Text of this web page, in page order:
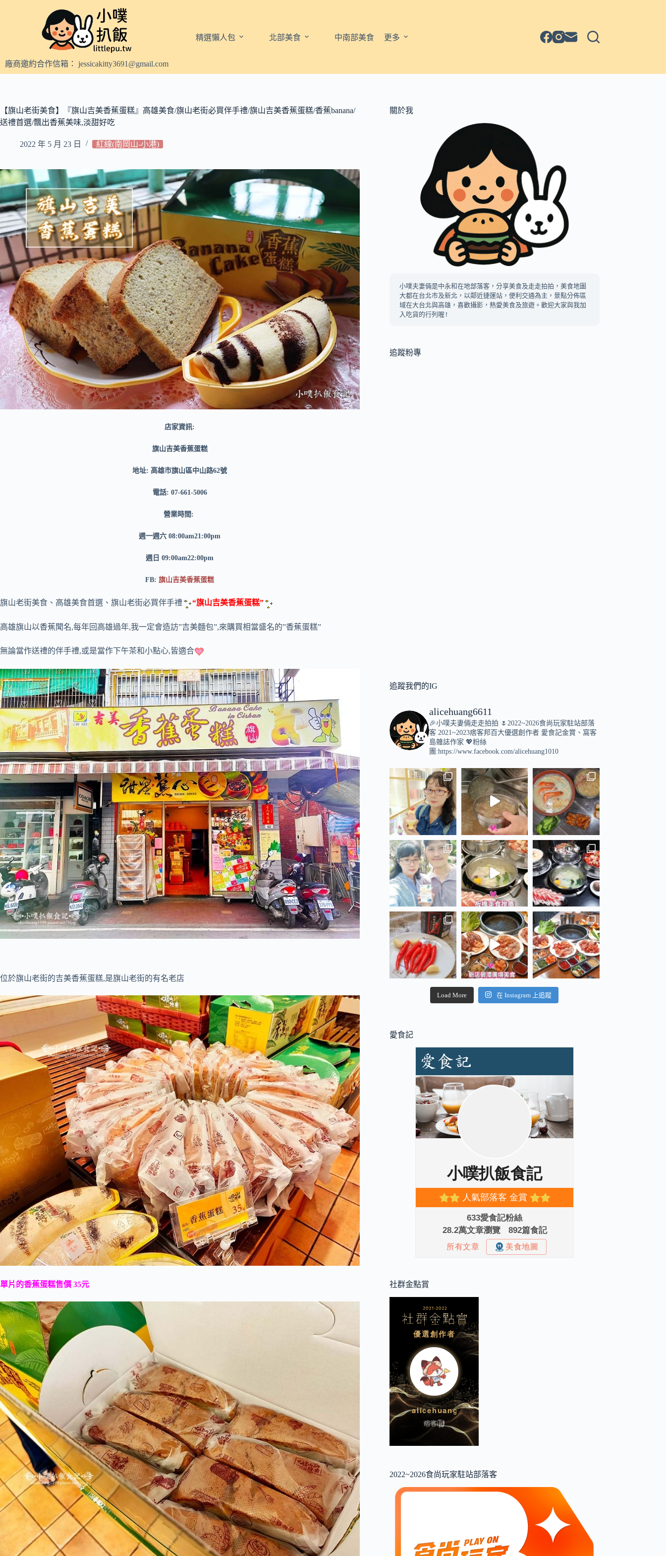
容廠商邀約合作信箱： jessicakitty3691@gmail.com
精選懶人包 北部美食 中南部美食 更多
【旗山老街美食】『旗山吉美香蕉蛋糕』高雄美食/旗山老街必買伴手禮/旗山吉美香蕉蛋糕/香蕉banana/
送禮首選/飄出香蕉美味,淡甜好吃
2022 年 5 月 23 日 紅線(南岡山-小港)
店家資訊:
旗山吉美香蕉蛋糕
地址: 高雄市旗山區中山路62號
電話: 07-661-5006
營業時間:
週一週六 08:00am21:00pm
週日 09:00am22:00pm
FB:旗山吉美香蕉蛋糕
旗山老街美食、高雄美食首選、旗山老街必買伴手禮 “旗山吉美香蕉蛋糕”
高雄旗山以香蕉聞名,每年回高雄過年,我一定會造訪”吉美麵包”,來購買相當盛名的”香蕉蛋糕”
無論當作送禮的伴手禮,或是當作下午茶和小點心,皆適合
位於旗山老街的吉美香蕉蛋糕,是旗山老街的有名老店
單片的香蕉蛋糕售價 35元
關於我
小噗夫妻倆是中永和在地部落客，分享美食及走走拍拍，美食地圖
大都在台北市及新北，以鄰近捷運站，便利交通為主，景點分佈區
域在大台北與高雄，喜歡攝影，熱愛美食及旅遊。歡迎大家與我加
入吃貨的行列喔!
追蹤粉專
追蹤我們的IG
alicehuang6611
🎉小噗夫妻倆走走拍拍 🌷2022~2026食尚玩家駐站部落
客 2021~2023痞客邦百大優選創作者 愛食記金賞、窩客
島雜誌作家 💖粉絲
團:https://www.facebook.com/alicehuang1010
Load More 在 Instagram 上追蹤
愛食記
社群金點賞
2022~2026食尚玩家駐站部落客